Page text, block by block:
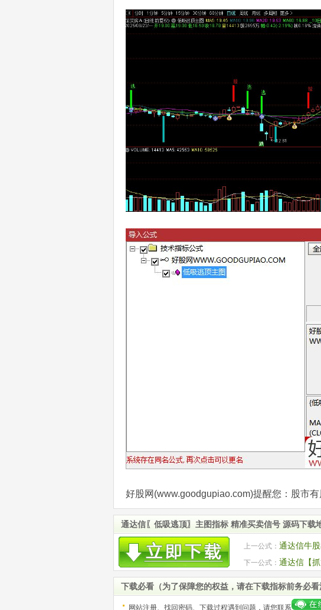
好股网(www.goodgupiao.com)提醒您：股市有
通达信〖低吸逃顶〗主图指标 精准买卖信号 源码下载
上一公式： 通达信牛
等“四重共振过滤”
下一公式： 通达信【
与把握秘籍 风铃幽
下载必看（为了保障您的权益，请在下载指标前务必看
网站注册、找回密码、下载过程遇到问题，请您联系